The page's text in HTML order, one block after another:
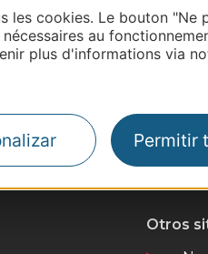
les cookies. Le bouton "Ne
au
plus d'informations via
Permitir
| Map data © OpenStreetMap contributors
Otros